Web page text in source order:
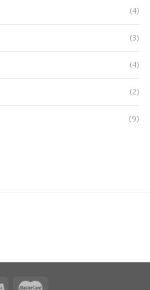
(4)
(3)
(4)
(2)
(9)